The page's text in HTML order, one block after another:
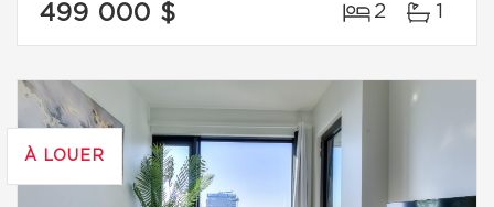
499 000 $ 2 1
À LOUER